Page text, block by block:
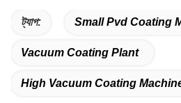
ট্যাগ: Small Pvd Coating
Vacuum Coating Plant
High Vacuum Coating